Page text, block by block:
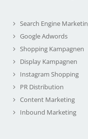
Search Engine
Google Adwords
Shopping Kampagnen
Display Kampagnen
Instagram Shopping
PR Distribution
Content Marketing
Inbound Marketing